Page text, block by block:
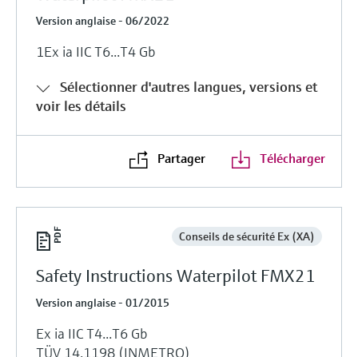
Version anglaise - 06/2022
1Ex ia IIC T6...T4 Gb
Sélectionner d'autres langues, versions et
voir les détails
Partager Télécharger
Conseils de sécurité Ex (XA)
Safety Instructions Waterpilot FMX21
Version anglaise - 01/2015
Ex ia IIC T4...T6 Gb
TÜV 14.1198 (INMETRO)